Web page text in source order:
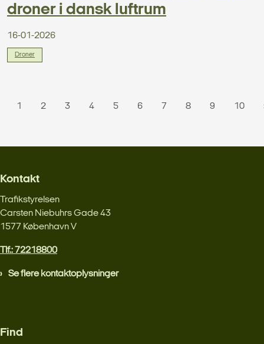
droner i dansk luftrum
16-01-2026
Droner
1 2 3 4 5 6 7 8 9 10
Kontakt
Trafikstyrelsen
Carsten Niebuhrs Gade 43
1577 København V
Tlf.: 72218800
Se flere kontaktoplysninger
Find